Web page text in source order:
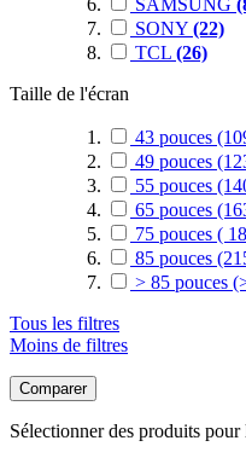
SAMSUNG
SONY (22)
TCL (26)
Taille de l'écran
43 pouces
49 pouces
55 pouces
65 pouces
75 pouces (
85 pouces
> 85 pouces
Tous les filtres
Moins de filtres
Comparer
Sélectionner des produits pour